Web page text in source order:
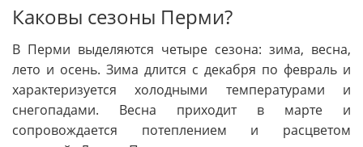
Каковы сезоны Перми?
В Перми выделяются четыре сезона: зима, весна,
лето и осень. Зима длится с декабря по февраль и
характеризуется холодными температурами и
снегопадами. Весна приходит в марте и
сопровождается потеплением и расцветом